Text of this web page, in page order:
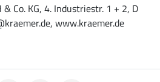
Co. KG, 4. Industriestr. 1 + 2, D
www.kraemer.de